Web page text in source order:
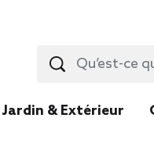
Jardin & Extérieur